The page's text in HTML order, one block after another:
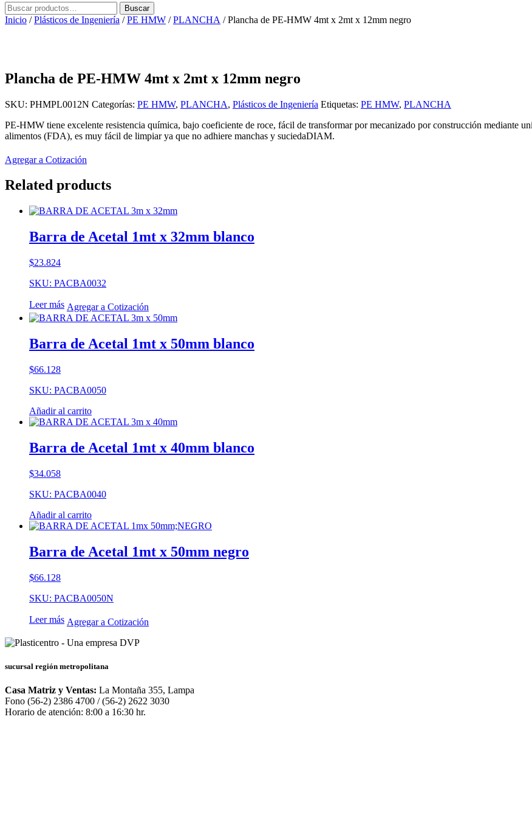
Buscar
por:
Buscar
Inicio /Plásticos de Ingeniería /PE HMW /PLANCHA / Plancha de PE-HMW 4mt x 2mt x 12mm negro
Plancha de PE-HMW 4mt x 2mt x 12mm negro
SKU: PHMPL0012N Categorías: PE HMW, PLANCHA, Plásticos de Ingeniería Etiquetas: PE HMW, PLANCHA
PE-HMW tiene excelente resistencia química, bajo coeficiente de roce, fácil de transformar por mecanizado por construcción mediante
alimentos (FDA), es muy fácil de limpiar ya que no adhiere manchas y suciedaDIAM.
Agregar a Cotización
Related products
Barra de Acetal 1mt x 32mm blanco
$23.824
SKU: PACBA0032
Leer más Agregar a Cotización
Barra de Acetal 1mt x 50mm blanco
$66.128
SKU: PACBA0050
Añadir al carrito
Barra de Acetal 1mt x 40mm blanco
$34.058
SKU: PACBA0040
Añadir al carrito
Barra de Acetal 1mt x 50mm negro
$66.128
SKU: PACBA0050N
Leer más Agregar a Cotización
sucursal región metropolitana
Casa Matriz y Ventas: La Montaña 355, Lampa
Fono (56-2) 2386 4700 / (56-2) 2622 3030
Horario de atención: 8:00 a 16:30 hr.